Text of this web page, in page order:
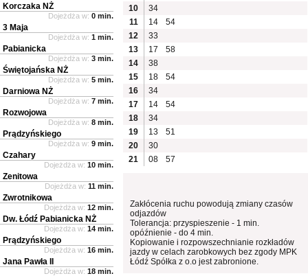
10
34
11
14
54
12
33
13
17
58
14
38
15
18
54
16
34
17
14
54
18
34
19
13
51
20
30
21
08 57
Zakłócenia ruchu powodują zmiany czasów
odjazdów
Tolerancja: przyspieszenie - 1 min.
opóźnienie - do 4 min.
Kopiowanie i rozpowszechnianie rozkładów
jazdy w celach zarobkowych bez zgody MPK
Łódź Spółka z o.o jest zabronione.
Korczaka NŻ
Dojeżdża w: 0 min.
3 Maja
Dojeżdża w: 1 min.
Pabianicka
Dojeżdża w: 3 min.
Świętojańska NŻ
Dojeżdża w: 5 min.
Darniowa NŻ
Dojeżdża w: 7 min.
Rozwojowa
Dojeżdża w: 8 min.
Prądzyńskiego
Dojeżdża w: 9 min.
Czahary
Dojeżdża w: 10 min.
Zenitowa
Dojeżdża w: 11 min.
Zwrotnikowa
Dojeżdża w: 12 min.
Dw. Łódź Pabianicka NŻ
Dojeżdża w: 14 min.
Prądzyńskiego
Dojeżdża w: 16 min.
Jana Pawła II
Dojeżdża w: 18 min.